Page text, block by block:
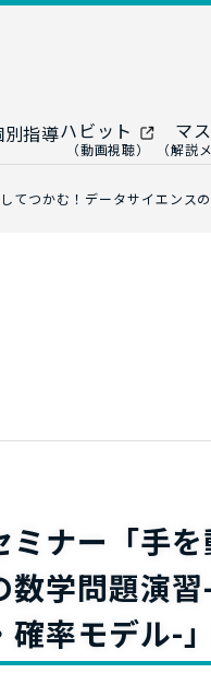
別指導
教室
ハビット
（動画視聴）
マ
（解説
てつかむ！データサイエンス
ミナー「手
数学問題演
確率モデル-